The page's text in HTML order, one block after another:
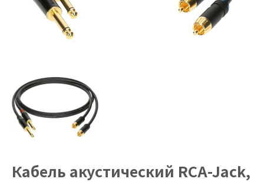
Кабель акустический RCA-Jack,